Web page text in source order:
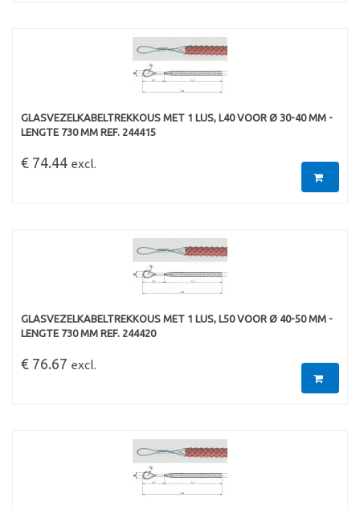
GLASVEZELKABELTREKKOUS MET 1 LUS, L40 VOOR Ø 30-40 MM -
LENGTE 730 MM REF. 244415
€ 74.44 excl.
GLASVEZELKABELTREKKOUS MET 1 LUS, L50 VOOR Ø 40-50 MM -
LENGTE 730 MM REF. 244420
€ 76.67 excl.